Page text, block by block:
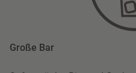
Große Bar